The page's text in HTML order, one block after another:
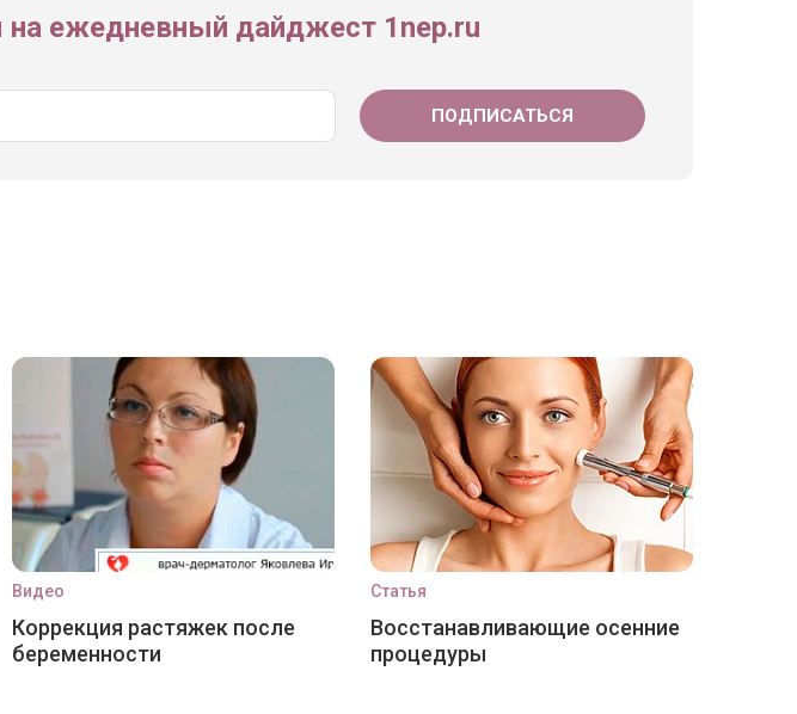
на ежедневный дайджест 1nep.ru
Видео
Коррекция растяжек после
беременности
Статья
Восстанавливающие осенние
процедуры